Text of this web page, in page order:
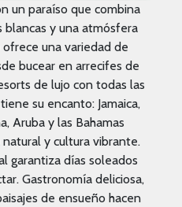
un paraíso que combina
blancas y una atmósfera
una variedad de
bucear en arrecifes de
de lujo con todas las
su encanto: Jamaica,
Aruba y las Bahamas
y cultura vibrante.
garantiza días soleados
Gastronomía deliciosa,
de ensueño hacen